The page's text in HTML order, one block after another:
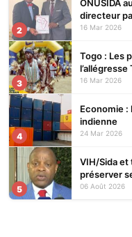
2
ONUSIDA
directeur
16 Mar 2026
3
Togo : Les
16 Mar 2026
4
Economie :
indienne
24 Mar 2026
5
VIH/Sida et
préserver
06 Août 2026